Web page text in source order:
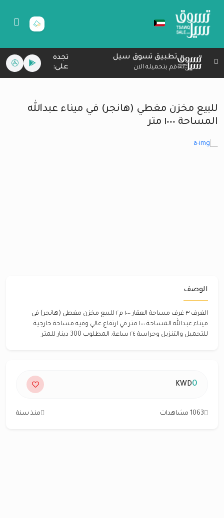
تطبيق تسوق سيل
قم بتحميله الان
تجده
على:
للبيع مخزن مغطي (هانجر) في ميناء عبدالله
المساحة ١٠٠٠ متر
الوصف
الغرف ٣ غرف مساحة العقار ١٠٠٠ م٢ للبيع مخزن مغطي (هانجر) في
ميناء عبدالله المساحة ١٠٠٠ متر في ارتفاع عالي وفيه مساحة خارجية
للتحميل والتنزيل وحراسة ٢٤ ساعة. المطلوب 300 دينار للمتر
0
KWD
1063 مشاهدات منذ سنة